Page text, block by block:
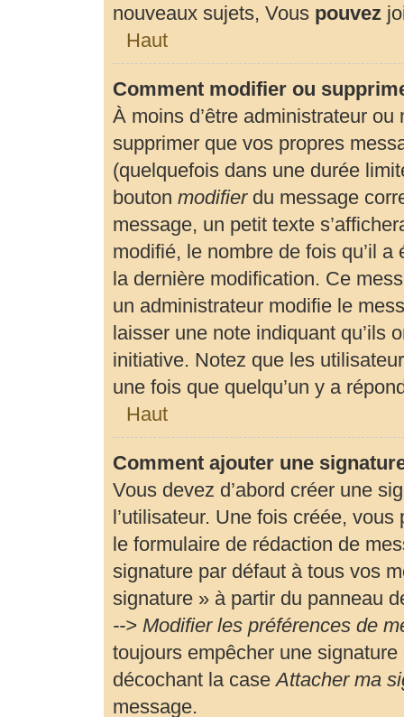
nouveaux sujets, Vous pouvez
Haut
Comment modifier ou
À moins d’être administrateur
supprimer que vos propres
(quelquefois dans une durée
bouton modifierdu message
message, un petit texte
modifié, le nombre de fois qu’il
la dernière modification. Ce
un administrateur modifie le
laisser une note indiquant qu’ils
initiative. Notez que les
une fois que quelqu’un y a
Haut
Comment ajouter une
Vous devez d’abord créer une
l’utilisateur. Une fois créée,
le formulaire de rédaction de
signature par défaut à tous vos
signature » à partir du panneau
--> Modifier les préférences de
toujours empêcher une
décochant la caseAttacher ma
message.